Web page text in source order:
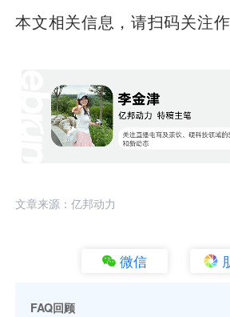
本文相关信息，请扫码关注作
文章来源：亿邦动力
微信
FAQ回顾